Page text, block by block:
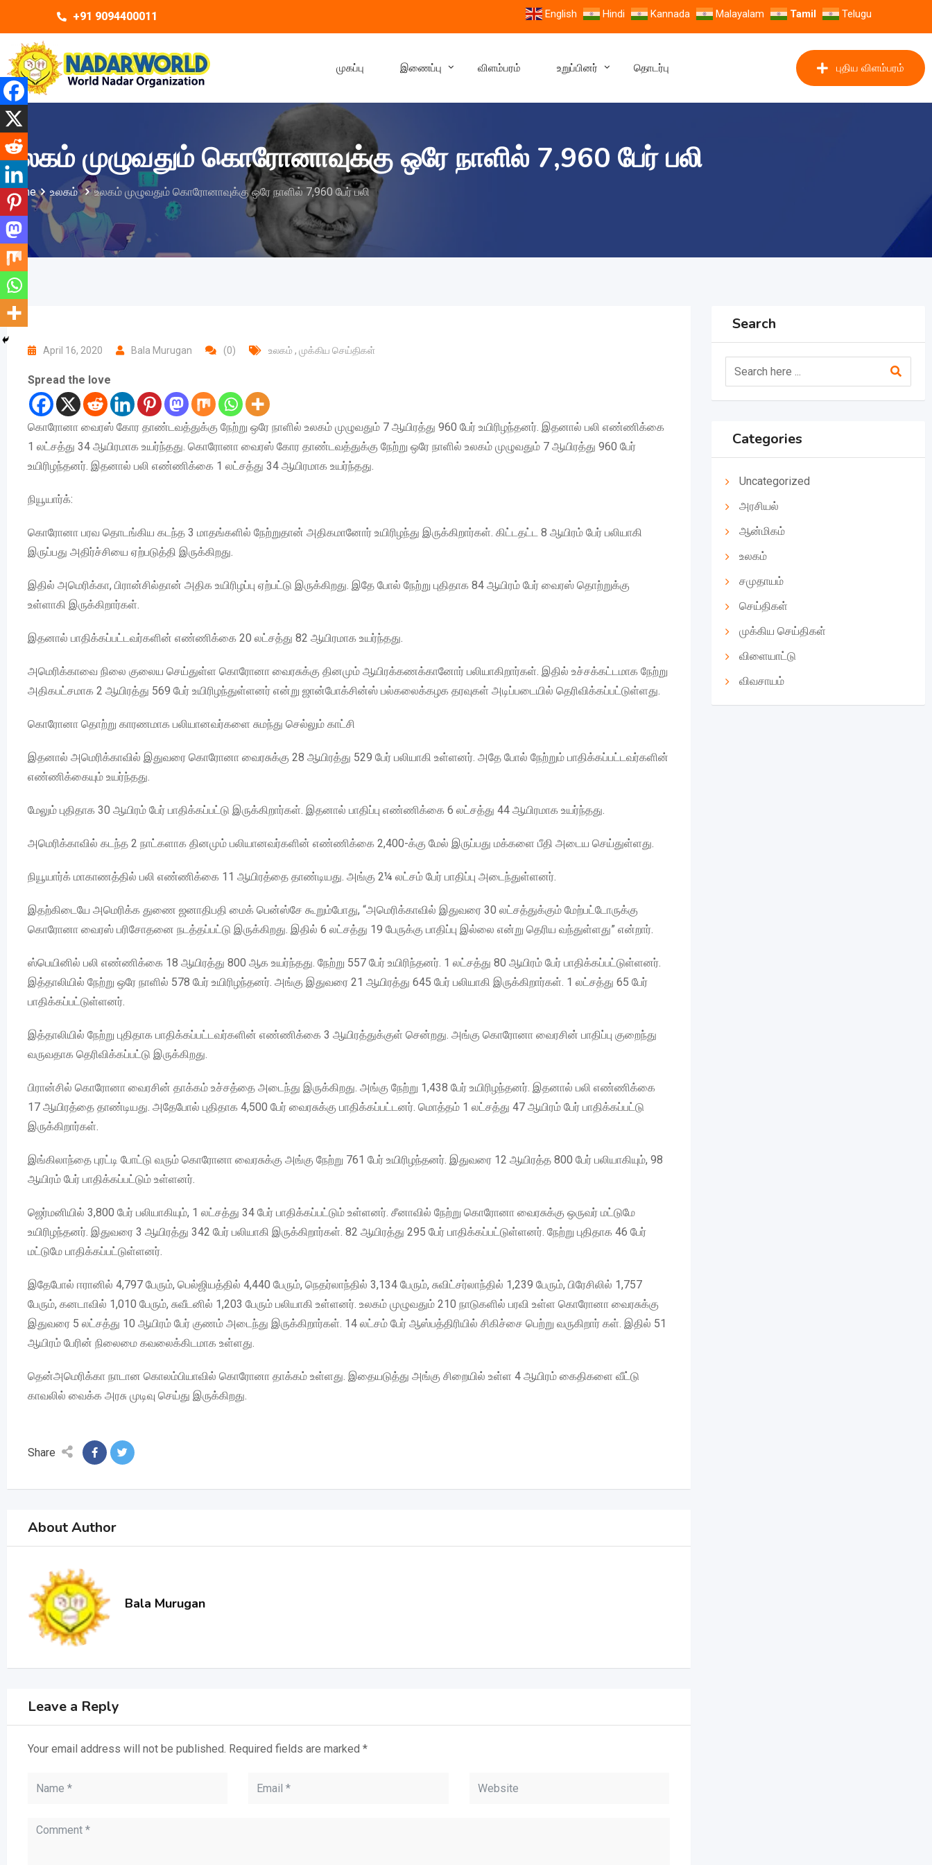
+91 9094400011 English Hindi Kannada Malayalam Tamil Telugu
முகப்பு இணைப்பு விளம்பரம் உறுப்பினர் தொடர்பு புதிய விளம்பரம்
உலகம் முழுவதும் கொரோனாவுக்கு ஒரே நாளில் 7,960 பேர் பலி
Home உலகம் உலகம் முழுவதும் கொரோனாவுக்கு ஒரே நாளில் 7,960 பேர் பலி
April 16, 2020 Bala Murugan (0) உலகம் , முக்கிய செய்திகள்
Spread the love
கொரோனா வைரஸ் கோர தாண்டவத்துக்கு நேற்று ஒரே நாளில் உலகம் முழுவதும் 7 ஆயிரத்து 960 பேர் உயிரிழந்தனர். இதனால் பலி எண்ணிக்கை
1 லட்சத்து 34 ஆயிரமாக உயர்ந்தது. கொரோனா வைரஸ் கோர தாண்டவத்துக்கு நேற்று ஒரே நாளில் உலகம் முழுவதும் 7 ஆயிரத்து 960 பேர்
உயிரிழந்தனர். இதனால் பலி எண்ணிக்கை 1 லட்சத்து 34 ஆயிரமாக உயர்ந்தது.
நியூயார்க்:
கொரோனா பரவ தொடங்கிய கடந்த 3 மாதங்களில் நேற்றுதான் அதிகமானோர் உயிரிழந்து இருக்கிறார்கள். கிட்டதட்ட 8 ஆயிரம் பேர் பலியாகி
இருப்பது அதிர்ச்சியை ஏற்படுத்தி இருக்கிறது.
இதில் அமெரிக்கா, பிரான்சில்தான் அதிக உயிரிழப்பு ஏற்பட்டு இருக்கிறது. இதே போல் நேற்று புதிதாக 84 ஆயிரம் பேர் வைரஸ் தொற்றுக்கு
உள்ளாகி இருக்கிறார்கள்.
இதனால் பாதிக்கப்பட்டவர்களின் எண்ணிக்கை 20 லட்சத்து 82 ஆயிரமாக உயர்ந்தது.
அமெரிக்காவை நிலை குலைய செய்துள்ள கொரோனா வைரசுக்கு தினமும் ஆயிரக்கணக்கானோர் பலியாகிறார்கள். இதில் உச்சக்கட்டமாக நேற்று
அதிகபட்சமாக 2 ஆயிரத்து 569 பேர் உயிரிழந்துள்ளனர் என்று ஜான்போக்சின்ஸ் பல்கலைக்கழக தரவுகள் அடிப்படையில் தெரிவிக்கப்பட்டுள்ளது.
கொரோனா தொற்று காரணமாக பலியானவர்களை சுமந்து செல்லும் காட்சி
இதனால் அமெரிக்காவில் இதுவரை கொரோனா வைரசுக்கு 28 ஆயிரத்து 529 பேர் பலியாகி உள்ளனர். அதே போல் நேற்றும் பாதிக்கப்பட்டவர்களின்
எண்ணிக்கையும் உயர்ந்தது.
மேலும் புதிதாக 30 ஆயிரம் பேர் பாதிக்கப்பட்டு இருக்கிறார்கள். இதனால் பாதிப்பு எண்ணிக்கை 6 லட்சத்து 44 ஆயிரமாக உயர்ந்தது.
அமெரிக்காவில் கடந்த 2 நாட்களாக தினமும் பலியானவர்களின் எண்ணிக்கை 2,400-க்கு மேல் இருப்பது மக்களை பீதி அடைய செய்துள்ளது.
நியூயார்க் மாகாணத்தில் பலி எண்ணிக்கை 11 ஆயிரத்தை தாண்டியது. அங்கு 2¼ லட்சம் பேர் பாதிப்பு அடைந்துள்ளனர்.
இதற்கிடையே அமெரிக்க துணை ஜனாதிபதி மைக் பென்ஸ்சே கூறும்போது, “அமெரிக்காவில் இதுவரை 30 லட்சத்துக்கும் மேற்பட்டோருக்கு
கொரோனா வைரஸ் பரிசோதனை நடத்தப்பட்டு இருக்கிறது. இதில் 6 லட்சத்து 19 பேருக்கு பாதிப்பு இல்லை என்று தெரிய வந்துள்ளது” என்றார்.
ஸ்பெயினில் பலி எண்ணிக்கை 18 ஆயிரத்து 800 ஆக உயர்ந்தது. நேற்று 557 பேர் உயிரிந்தனர். 1 லட்சத்து 80 ஆயிரம் பேர் பாதிக்கப்பட்டுள்ளனர்.
இத்தாலியில் நேற்று ஒரே நாளில் 578 பேர் உயிரிழந்தனர். அங்கு இதுவரை 21 ஆயிரத்து 645 பேர் பலியாகி இருக்கிறார்கள். 1 லட்சத்து 65 பேர்
பாதிக்கப்பட்டுள்ளனர்.
இத்தாலியில் நேற்று புதிதாக பாதிக்கப்பட்டவர்களின் எண்ணிக்கை 3 ஆயிரத்துக்குள் சென்றது. அங்கு கொரோனா வைரசின் பாதிப்பு குறைந்து
வருவதாக தெரிவிக்கப்பட்டு இருக்கிறது.
பிரான்சில் கொரோனா வைரசின் தாக்கம் உச்சத்தை அடைந்து இருக்கிறது. அங்கு நேற்று 1,438 பேர் உயிரிழந்தனர். இதனால் பலி எண்ணிக்கை
17 ஆயிரத்தை தாண்டியது. அதேபோல் புதிதாக 4,500 பேர் வைரசுக்கு பாதிக்கப்பட்டனர். மொத்தம் 1 லட்சத்து 47 ஆயிரம் பேர் பாதிக்கப்பட்டு
இருக்கிறார்கள்.
இங்கிலாந்தை புரட்டி போட்டு வரும் கொரோனா வைரசுக்கு அங்கு நேற்று 761 பேர் உயிரிழந்தனர். இதுவரை 12 ஆயிரத்த 800 பேர் பலியாகியும், 98
ஆயிரம் பேர் பாதிக்கப்பட்டும் உள்ளனர்.
ஜெர்மனியில் 3,800 பேர் பலியாகியும், 1 லட்சத்து 34 பேர் பாதிக்கப்பட்டும் உள்ளனர். சீனாவில் நேற்று கொரோனா வைரசுக்கு ஒருவர் மட்டுமே
உயிரிழந்தனர். இதுவரை 3 ஆயிரத்து 342 பேர் பலியாகி இருக்கிறார்கள். 82 ஆயிரத்து 295 பேர் பாதிக்கப்பட்டுள்ளனர். நேற்று புதிதாக 46 பேர்
மட்டுமே பாதிக்கப்பட்டுள்ளனர்.
இதேபோல் ஈரானில் 4,797 பேரும், பெல்ஜியத்தில் 4,440 பேரும், நெதர்லாந்தில் 3,134 பேரும், சுவிட்சர்லாந்தில் 1,239 பேரும், பிரேசிலில் 1,757
பேரும், கனடாவில் 1,010 பேரும், சுவீடனில் 1,203 பேரும் பலியாகி உள்ளனர். உலகம் முழுவதும் 210 நாடுகளில் பரவி உள்ள கொரோனா வைரசுக்கு
இதுவரை 5 லட்சத்து 10 ஆயிரம் பேர் குணம் அடைந்து இருக்கிறார்கள். 14 லட்சம் பேர் ஆஸ்பத்திரியில் சிகிச்சை பெற்று வருகிறார் கள். இதில் 51
ஆயிரம் பேரின் நிலைமை கவலைக்கிடமாக உள்ளது.
தென்அமெரிக்கா நாடான கொலம்பியாவில் கொரோனா தாக்கம் உள்ளது. இதையடுத்து அங்கு சிறையில் உள்ள 4 ஆயிரம் கைதிகளை வீட்டு
காவலில் வைக்க அரசு முடிவு செய்து இருக்கிறது.
Share
About Author
Bala Murugan
Leave a Reply
Your email address will not be published. Required fields are marked *
Search
Categories
Uncategorized
அரசியல்
ஆன்மிகம்
உலகம்
சமுதாயம்
செய்திகள்
முக்கிய செய்திகள்
விளையாட்டு
விவசாயம்